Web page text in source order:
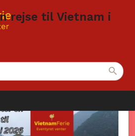
rejse til Vietnam i
rejse til Vietnam i